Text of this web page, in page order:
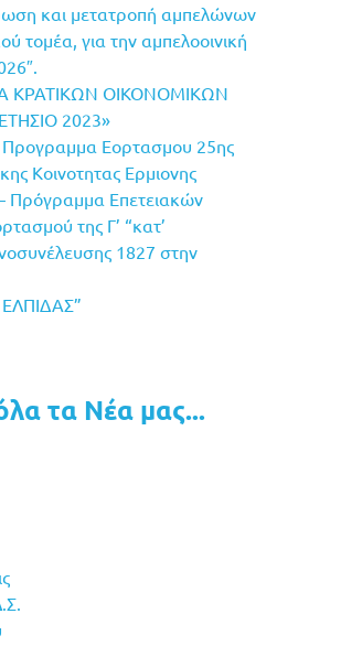
και μετατροπή αμπελώνων
τομέα, για την αμπελοοινική
ΚΡΑΤΙΚΩΝ ΟΙΚΟΝΟΜΙΚΩΝ
2023»
Εορτασμου 25ης
Κοινοτητας Ερμιονης
Πρόγραμμα Επετειακών
της Γ’ “κατ’
1827 στην
τα Νέα μας...